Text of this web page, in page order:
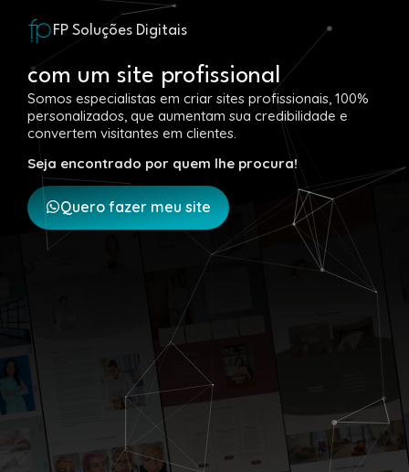
FP Soluções Digitais
com um site profissional
Somos especialistas em criar sites profissionais, 100%
personalizados, que aumentam sua credibilidade e
convertem visitantes em clientes.
Seja encontrado por quem lhe procura!
Quero fazer meu site